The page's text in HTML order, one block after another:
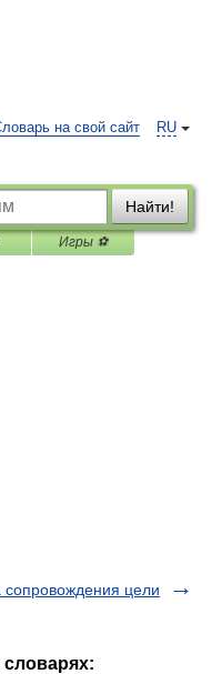
RU
на свой сайт
Найти!
Игры ⚽
сопровождения цели
словарях: